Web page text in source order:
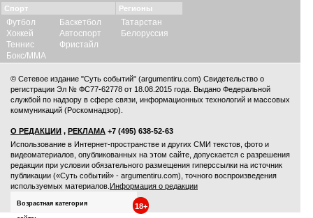
Спорт
Футбол
Хоккей
Теннис
Бокс/ММА
Баскетбол
Автоспорт
Фристайл
Регионы
Татарстан
Белоруссия
© Сетевое издание "Суть событий" (argumentiru.com) Свидетельство о
регистрации Эл № ФС77-62778 от 18.08.2015 года. Выдано Федеральной
службой по надзору в сфере связи, информационных технологий и массовых
коммуникаций (Роскомнадзор).
О РЕДАКЦИИ , РЕКЛАМА +7 (495) 638-52-63
Использование в Интернет-пространстве и других СМИ текстов, фото и
видеоматериалов, опубликованных на этом сайте, допускается с разрешения
редакции при условии обязательного размещения гиперссылки на источник
публикации («Суть событий» - argumentiru.com), точного воспроизведения
используемых материалов. Информация о редакции
Возрастная категория 18+